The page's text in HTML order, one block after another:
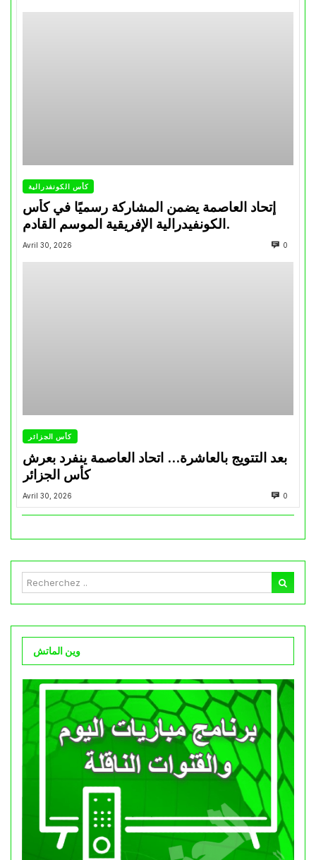
كأس الكونفدرالية
إتحاد العاصمة يضمن المشاركة رسميًا في كأس
الكونفيدرالية الإفريقية الموسم القادم.
Avril 30, 2026 0
كأس الجزائر
بعد التتويج بالعاشرة… اتحاد العاصمة ينفرد بعرش
كأس الجزائر
Avril 30, 2026 0
وين الماتش